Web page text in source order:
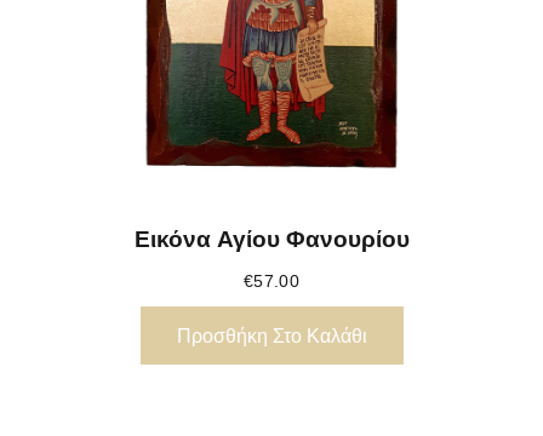
Εικόνα Αγίου Φανουρίου
€57.00
Προσθήκη Στο Καλάθι